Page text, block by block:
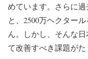
めています。さらに
と、2500万ヘクター
ん。しかし、そんな
て改善すべき課題がた